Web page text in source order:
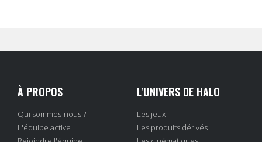
À PROPOS
Qui sommes-nous ?
L'équipe active
L'UNIVERS DE HALO
Les jeux
Les produits dérivés